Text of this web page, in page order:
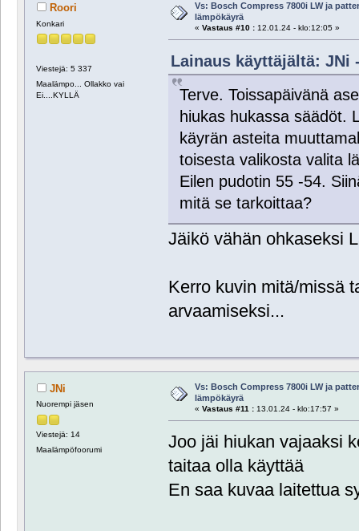
Roori
Konkari
Viestejä: 5 337
Maalämpo... Ollakko vai
Ei....KYLLÄ
Vs: Bosch Compress 7800i LW ja
lämpökäyrä
« Vastaus #10 :12.01.24 - klo:12:05 »
Lainaus käyttäjältä: JNi
Terve. Toissapäivänä
hiukas hukassa säädöt.
käyrän asteita
toisesta valikosta valita
Eilen pudotin 55 -54.
mitä se tarkoittaa?
Jäikö vähän ohkaseksi
Kerro kuvin mitä/missä
arvaamiseksi...
JNi
Nuorempi jäsen
Viestejä: 14
Maalämpöfoorumi
Vs: Bosch Compress 7800i LW ja
lämpökäyrä
« Vastaus #11 :13.01.24 - klo:17:57 »
Joo jäi hiukan vajaaksi
taitaa olla käyttää
En saa kuvaa laitettua